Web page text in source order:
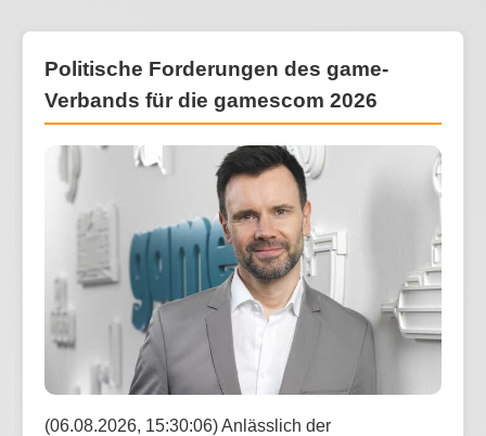
Politische Forderungen des game-
Verbands für die gamescom 2026
(06.08.2026, 15:30:06) Anlässlich der